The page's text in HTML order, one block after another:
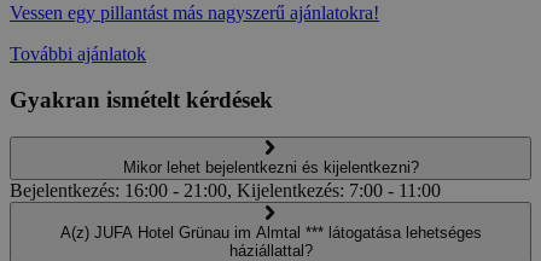
Vessen egy pillantást más nagyszerű ajánlatokra!
További ajánlatok
Gyakran ismételt kérdések
Mikor lehet bejelentkezni és kijelentkezni?
Bejelentkezés: 16:00 - 21:00, Kijelentkezés: 7:00 - 11:00
A(z) JUFA Hotel Grünau im Almtal *** látogatása lehetséges
háziállattal?